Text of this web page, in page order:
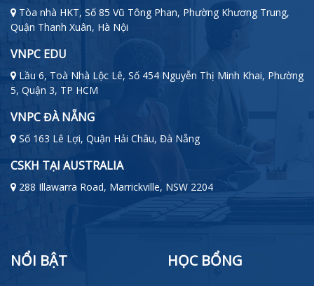
Tòa nhà HKT, Số 85 Vũ Tông Phan, Phường Khương Trung,
Quận Thanh Xuân, Hà Nội
VNPC EDU
Lầu 6, Toà Nhà Lộc Lê, Số 454 Nguyễn Thị Minh Khai, Phường
5, Quận 3, TP HCM
VNPC ĐÀ NẴNG
Số 163 Lê Lợi, Quận Hải Châu, Đà Nẵng
CSKH TẠI AUSTRALIA
288 Illawarra Road, Marrickville, NSW 2204
NỔI BẬT HỌC BỔNG